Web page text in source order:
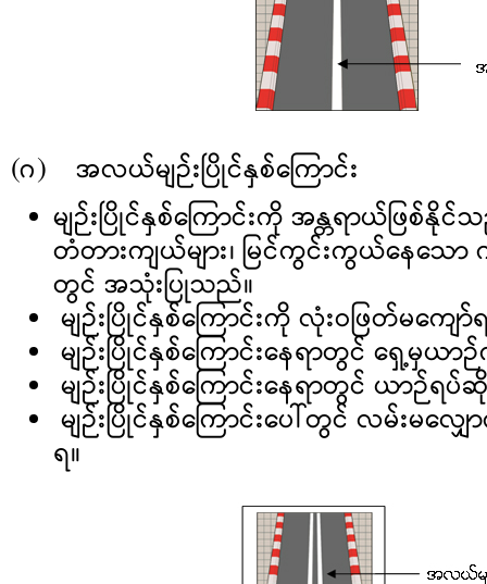
(ဂ) အလယ်မျဉ်းပြိုင်နှစ်ကြောင်း
မျဉ်းပြိုင်နှစ်ကြောင်းကို အန္တရာယ်ဖြစ်နို
တံတားကျယ်များ၊ မြင်ကွင်းကွယ်နေသော
တွင် အသုံးပြုသည်။
မျဉ်းပြိုင်နှစ်ကြောင်းကို လုံးဝဖြတ်မကျေ
မျဉ်းပြိုင်နှစ်ကြောင်းနေရာတွင် ရှေ့မှယ
မျဉ်းပြိုင်နှစ်ကြောင်းနေရာတွင် ယာဉ်ရပ်ဆိုင်
မျဉ်းပြိုင်နှစ်ကြောင်းပေါ်တွင် လမ်းမလျှ
ရ။